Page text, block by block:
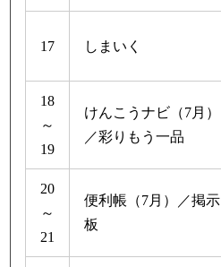
17 しまいく
18
～
19
けんこうナビ（7月）
／彩りもう一品
20
～
21
便利帳（7月）／掲示
板